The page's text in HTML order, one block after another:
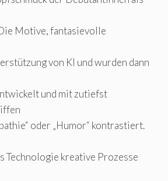
Motive, fantasievolle
von KI und wurden dann
und mit zutiefst
oder „Humor“ kontrastiert.
Technologie kreative Prozesse